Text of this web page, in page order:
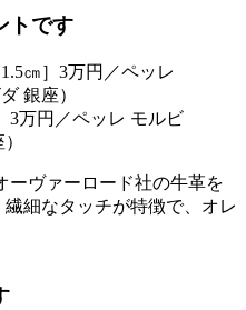
トです
3万円／ペッレ モルビ
ーヴァーロード社の牛革を
細なタッチが特徴で、オレ